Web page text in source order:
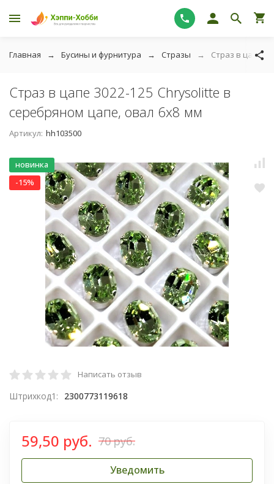
Главная Бусины и фурнитура Стразы Страз в цапе
Страз в цапе 3022-125 Chrysolitte в
серебряном цапе, овал 6х8 мм
Артикул: hh103500
новинка
-15%
Написать отзыв
Штрихкод1: 2300773119618
59,50 руб. 70 руб.
Уведомить